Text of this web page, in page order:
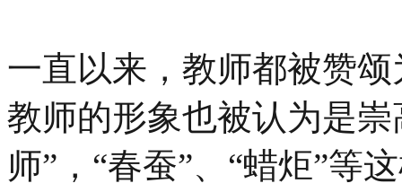
一直以来，教师都被赞
教师的形象也被认为是
师”，“春蚕”、“蜡炬”等